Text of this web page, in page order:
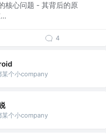
核心问题 - 其背后的原
4
某个小company
某个小company